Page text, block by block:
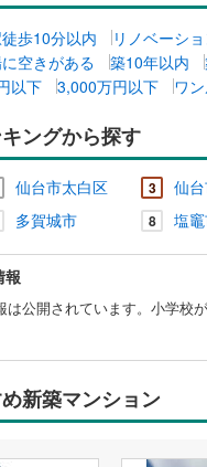
歩10分以内 リノベーシ
空きがある 築10年以内
以下 3,000万円以下 ワ
ングから探す
仙台市太白区 3 仙
多賀城市 8 塩
報
公開されています。小学校
新築マンション